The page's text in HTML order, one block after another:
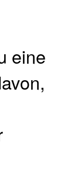
eine